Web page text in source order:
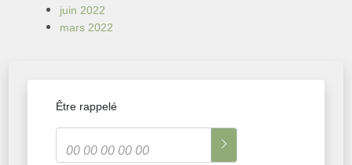
juin 2022
mars 2022
Être rappelé